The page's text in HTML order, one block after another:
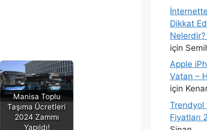
Manisa Toplu
Taşıma Ücretleri
2024 Zammı
Yapıldı!
Dikkat
için
Apple
Vatan –
için
Trendyol
Fiyatları